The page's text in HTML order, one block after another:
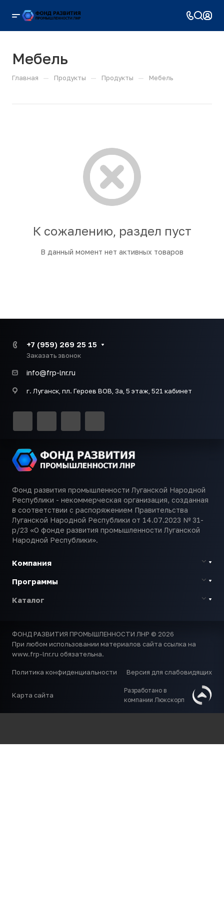
Мебель
Главная — Продукты — Продукты — Мебель
К сожалению, раздел пуст
В данный момент нет активных товаров
+7 (959) 269 25 15
Заказать звонок
info@frp-lnr.ru
г. Луганск, пл. Героев ВОВ, 3а, 5 этаж, 521 кабинет
Фонд развития промышленности Луганской Народной
Республики - некоммерческая организация, созданная
в соответствии с распоряжением Правительства
Луганской Народной Республики от 14.07.2023 № 31-
р/23 «О фонде развития промышленности Луганской
Народной Республики».
Компания
Программы
Каталог
ФОНД РАЗВИТИЯ ПРОМЫШЛЕННОСТИ ЛНР © 2026
При любом использовании материалов сайта ссылка на
www.frp-lnr.ru обязательна.
Политика конфиденциальности Версия для слабовидящих
Карта сайта
Разработано в
компании Люкскорп